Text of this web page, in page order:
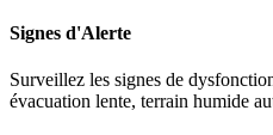
Signes d'Alerte
Surveillez les signes de
évacuation lente, terrain humide